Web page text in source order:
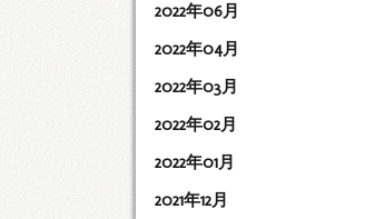
2022年06月
2022年04月
2022年03月
2022年02月
2022年01月
2021年12月